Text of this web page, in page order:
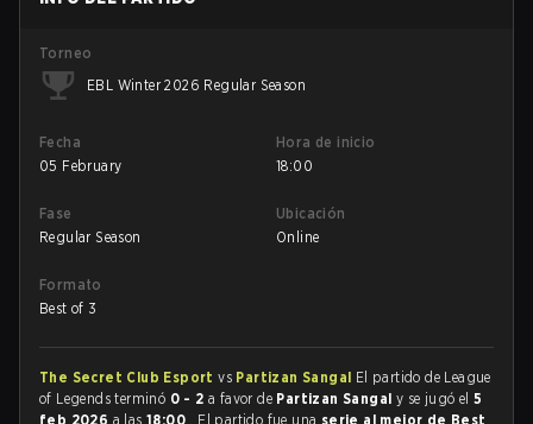
Torneo
EBL Winter 2026 Regular Season
Fecha
05 February
Hora de inicio
18:00
Fase
Regular Season
Ubicación
Online
Formato
Best of 3
The Secret Club Esportvs Partizan Sangal El partido de League
of Legends terminó 0 - 2 a favor de Partizan Sangal y se jugó el5
feb 2026 a las18:00 . El partido fue una serie al mejor de Best